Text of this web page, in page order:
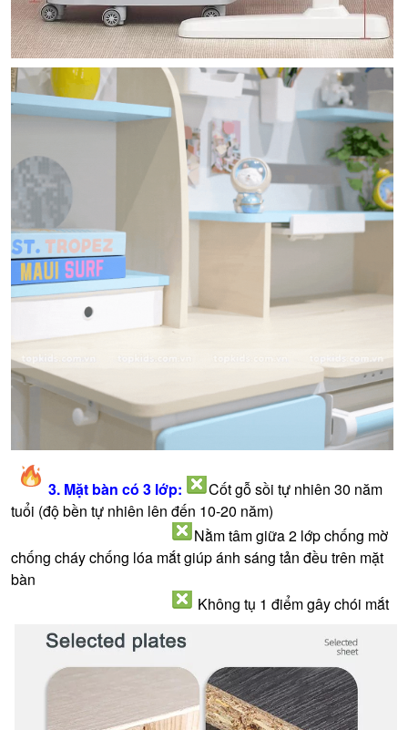
3. Mặt bàn có 3 lớp:
Cốt gỗ sồi tự nhiên 30 năm
tuổi (độ bền tự nhiên lên đến 10-20 năm)
Nằm tâm giữa 2 lớp chống mờ
chống cháy chống lóa mắt giúp ánh sáng tản đều trên mặt
bàn
Không tụ 1 điểm gây chói mắt